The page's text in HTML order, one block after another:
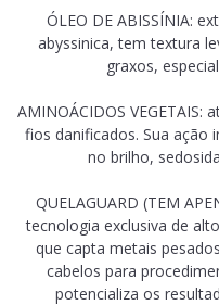
ÓLEO DE ABISSÍNIA:
abyssinica, tem textura
graxos,
AMINOÁCIDOS
fios danificados. Sua ação
no brilho,
QUELAGUARD (TEM
tecnologia exclusiva de
que capta metais
cabelos para
potencializa os